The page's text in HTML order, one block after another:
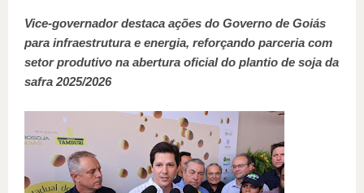
Vice-governador destaca ações do Governo de Goiás
para infraestrutura e energia, reforçando parceria com
setor produtivo na abertura oficial do plantio de soja da
safra 2025/2026